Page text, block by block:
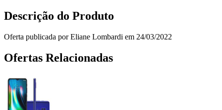
Descrição do Produto
Oferta publicada por Eliane Lombardi em 24/03/2022
Ofertas Relacionadas